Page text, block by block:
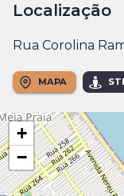
Localização
Rua Corolina
MAPA
+
−